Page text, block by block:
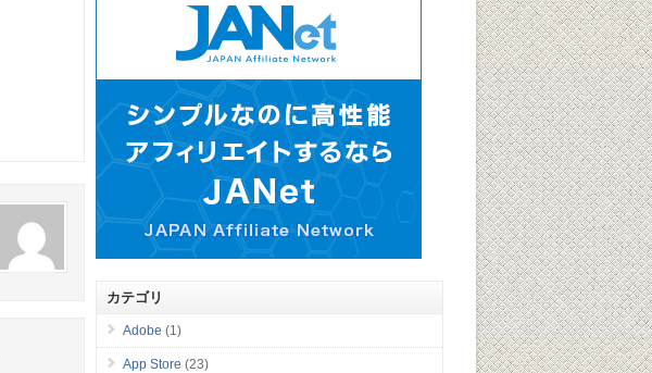
カテゴリ
Adobe (1)
App Store (23)